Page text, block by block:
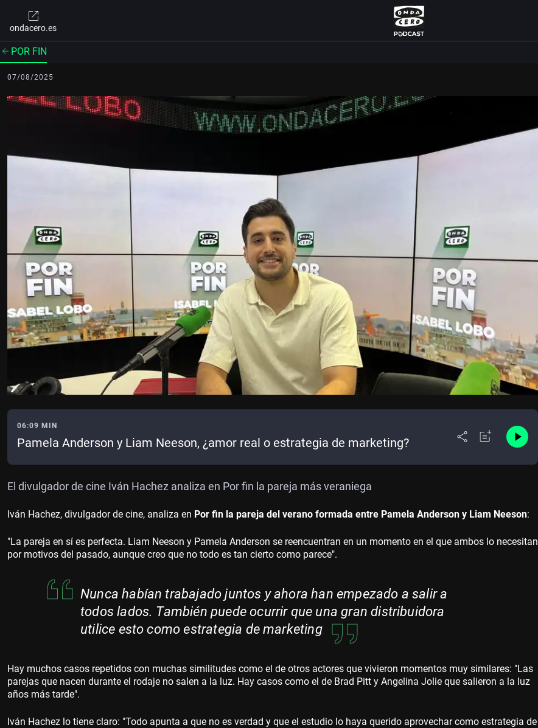
ondacero.es
POR FIN
07/08/2025
06:09 MIN
Pamela Anderson y Liam Neeson, ¿amor real o estrategia de marketing?
El divulgador de cine Iván Hachez analiza en Por fin la pareja más veraniega
Iván Hachez, divulgador de cine, analiza en Por fin la pareja del verano formada entre Pamela Anderson y Liam Neeson:
"La pareja en sí es perfecta. Liam Neeson y Pamela Anderson se reencuentran en un momento en el que ambos lo necesitan
por motivos del pasado, aunque creo que no todo es tan cierto como parece".
Nunca habían trabajado juntos y ahora han empezado a salir a
todos lados. También puede ocurrir que una gran distribuidora
utilice esto como estrategia de marketing
Hay muchos casos repetidos con muchas similitudes como el de otros actores que vivieron momentos muy similares: "Las
parejas que nacen durante el rodaje no salen a la luz. Hay casos como el de Brad Pitt y Angelina Jolie que salieron a la luz
años más tarde".
Iván Hachez lo tiene claro: "Todo apunta a que no es verdad y que el estudio lo haya querido aprovechar como estrategia de